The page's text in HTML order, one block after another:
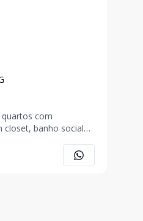
com
closet, banho social
cozinha com